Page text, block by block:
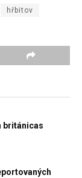
hřbitov
británicas